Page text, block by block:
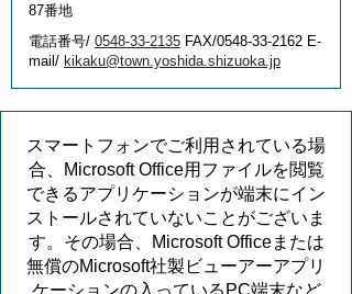
87番地
電話番号/ 0548-33-2135 FAX/0548-33-2162 E-
mail/ kikaku@town.yoshida.shizuoka.jp
スマートフォンでご利用されている場
合、Microsoft Office用ファイルを閲覧
できるアプリケーションが端末にイン
ストールされていないことがございま
す。その場合、Microsoft Officeまたは
無償のMicrosoft社製ビューアーアプリ
ケーションの入っているPC端末など